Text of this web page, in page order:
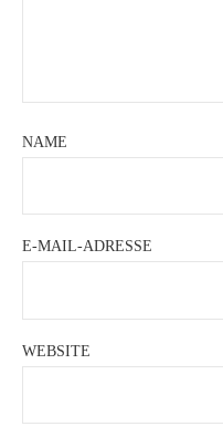
NAME
E-MAIL-ADRESSE
WEBSITE